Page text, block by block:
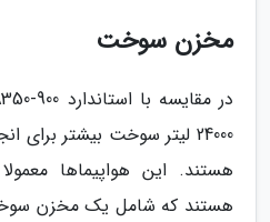
مخزن سوخت
هستند. این هواپیماها
هستند که شامل یک مخزن